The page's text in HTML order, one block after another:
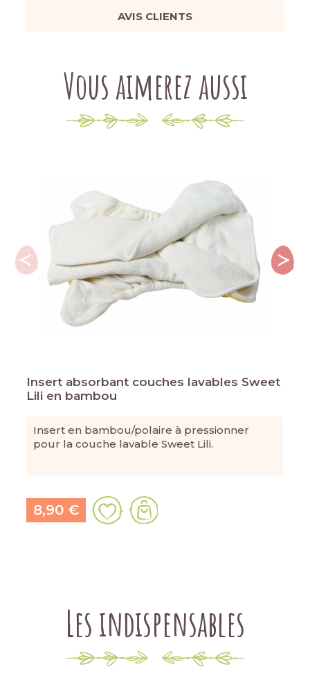
AVIS CLIENTS
Vous aimerez aussi
Insert absorbant couches lavables Sweet
Lili en bambou
Insert en bambou/polaire à pressionner
pour la couche lavable Sweet Lili.
8,90 €
Les indispensables